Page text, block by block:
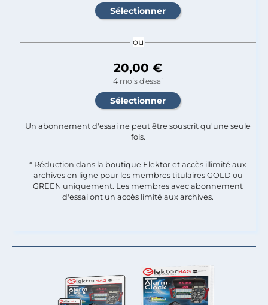
ou
20,00 €
4 mois d'essai
Un abonnement d'essai ne peut être souscrit qu'une seule
fois.​
* Réduction dans la boutique Elektor et accès illimité aux
archives en ligne pour les membres titulaires GOLD ou
GREEN uniquement. Les membres avec abonnement
d'essai ont un accès limité aux archives.